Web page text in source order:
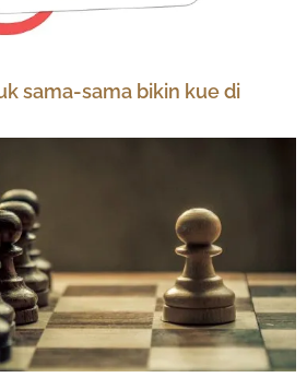
sama-sama bikin kue di